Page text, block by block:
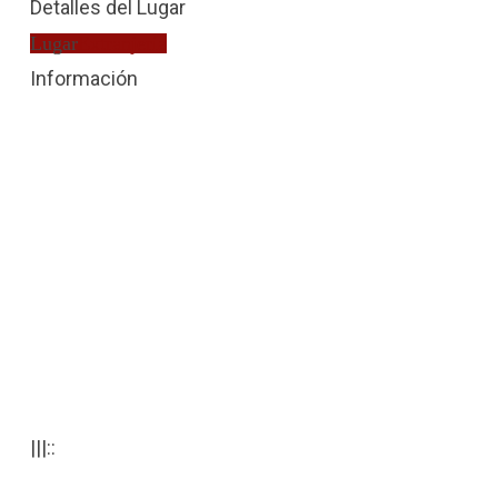
Detalles del Lugar
LugarExtranjería
Información
|||::